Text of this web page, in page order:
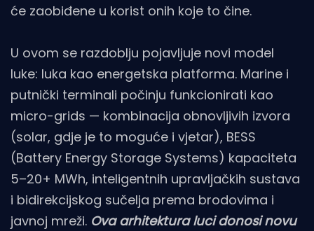
će zaobiđene u korist onih koje to čine.
U ovom se razdoblju pojavljuje novi model
luke: luka kao energetska platforma. Marine i
putnički terminali počinju funkcionirati kao
micro-grids — kombinacija obnovljivih izvora
(solar, gdje je to moguće i vjetar), BESS
(Battery Energy Storage Systems) kapaciteta
5–20+ MWh, inteligentnih upravljačkih sustava
i bidirekcijskog sučelja prema brodovima i
javnoj mreži. Ova arhitektura luci donosi novu